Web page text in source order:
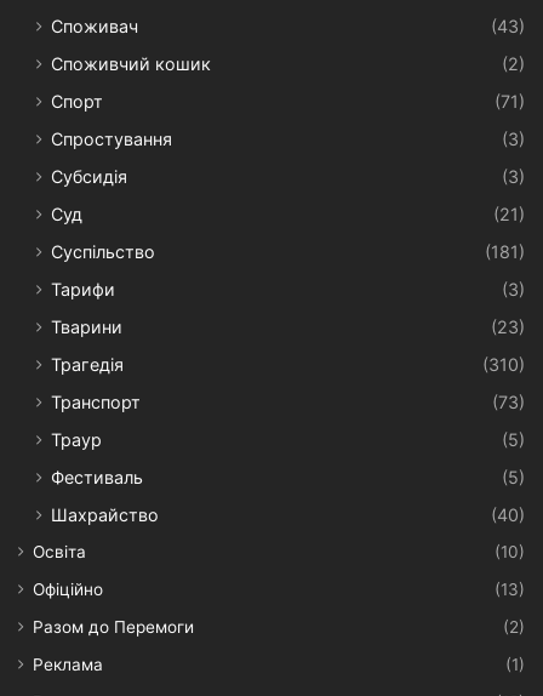
Споживач
(43)
Споживчий кошик
(2)
Спорт
(71)
Спростування
(3)
Субсидія
(3)
Суд
(21)
Суспільство
(181)
Тарифи
(3)
Тварини
(23)
Трагедія
(310)
Транспорт
(73)
Траур
(5)
Фестиваль
(5)
Шахрайство
(40)
Освіта
(10)
Офіційно
(13)
Разом до Перемоги
(2)
Реклама
(1)